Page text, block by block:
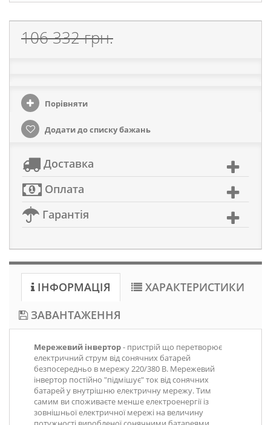
106 332 грн.
Порівняти
Додати до списку бажань
Доставка
Оплата
Гарантія
ІНФОРМАЦІЯ
ХАРАКТЕРИСТИКИ
ЗАВАНТАЖЕННЯ
Мережевий інвертор- пристрій що перетворює
електричний струм від сонячних батарей
безпосередньо в мережу 220/380 В. Мережевий
інвертор постійно "підмішує" ток від сонячних
батарей у внутрішню електричну мережу. Тим
самим ви споживаєте менше електроенергії із
зовнішньої електричної мережі на величину